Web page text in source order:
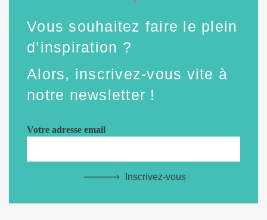
Vous souhaitez faire le plein
d’inspiration ?
Alors, inscrivez-vous vite à
notre newsletter !
Votre adresse email
Inscrivez-vous